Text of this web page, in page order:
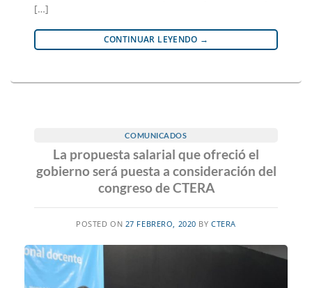
[…]
CONTINUAR LEYENDO →
COMUNICADOS
La propuesta salarial que ofreció el
gobierno será puesta a consideración del
congreso de CTERA
POSTED ON 27 FEBRERO, 2020 BY CTERA